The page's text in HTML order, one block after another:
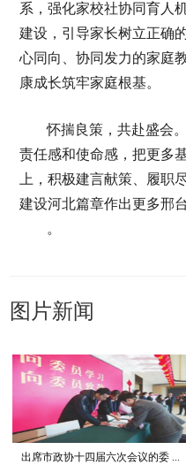
系，强化家校社协同育人
建设，引导家长树立正确
心同向、协同发力的家庭
康成长筑牢家庭根基。
怀揣良策，共赴盛会
责任感和使命感，把更多
上，积极建言献策、履职
建设河北篇章作出更多邢
。
图片新闻
出席市政协十四届六次会议的委 ...